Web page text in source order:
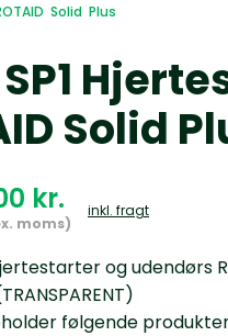
Solid Plus
SP1
Solid
kr. inkl. fragt
og udendørs
følgende